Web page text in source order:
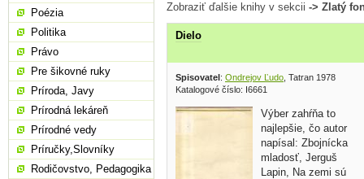
Zobraziť ďalšie knihy v sekcii -> Zlatý
Dielo
Spisovatel: Ondrejov Ľudo , Tatran 1978
Katalogové číslo: I6661
Výber zahŕňa to
najlepšie, čo autor
napísal: Zbojnícka
mladosť, Jerguš
Lapin, Na zemi sú
Poézia
Politika
Právo
Pre šikovné ruky
Príroda, Javy
Prírodná lekáreň
Prírodné vedy
Príručky,Slovníky
Rodičovstvo, Pedagogika